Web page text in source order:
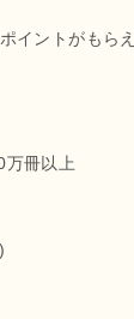
ポイントがもら
万冊以上